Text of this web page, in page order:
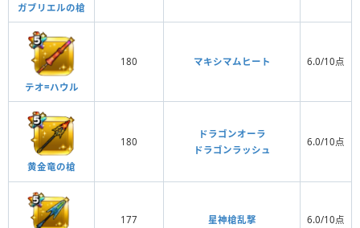
ガブリエルの槍
テオ=ハウル
180 マキシマムヒート 6.0/10点
黄金竜の槍
180
ドラゴンオーラ
ドラゴンラッシュ
6.0/10点
177 星神槍乱撃 6.0/10点